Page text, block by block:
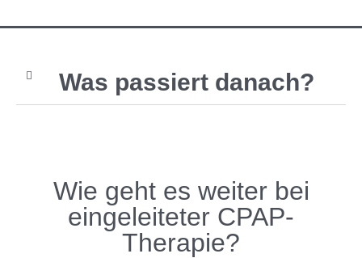
Was passiert danach?
Wie geht es weiter bei
eingeleiteter CPAP-
Therapie?